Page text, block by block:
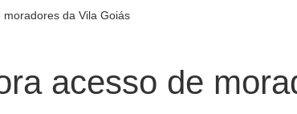
da Vila Goiás
acesso de